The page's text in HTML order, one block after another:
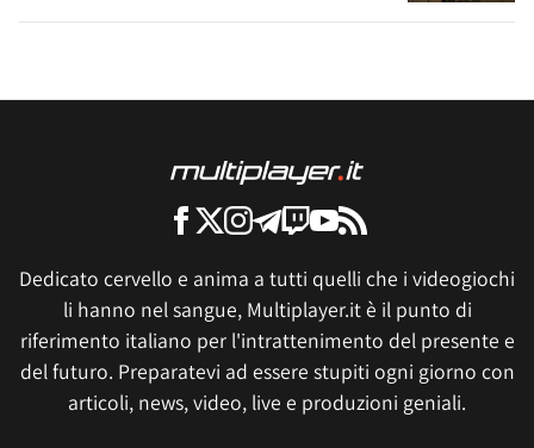
Dedicato cervello e anima a tutti quelli che i videogiochi
li hanno nel sangue, Multiplayer.it è il punto di
riferimento italiano per l'intrattenimento del presente e
del futuro. Preparatevi ad essere stupiti ogni giorno con
articoli, news, video, live e produzioni geniali.